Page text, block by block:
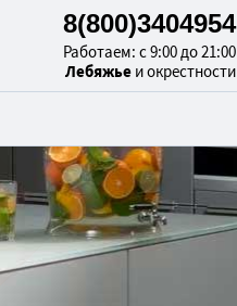
8(800)3404954
Работаем: с 9:00 до 21:00
Лебяжье и окрестности